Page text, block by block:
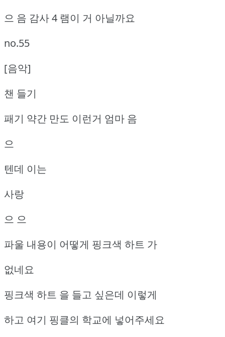
으 음 감사 4 램이 거 아닐까요
no.55
[음악]
챈 들기
패기 약간 만도 이런거 엄마 음
으
텐데 이는
사랑
으 으
파울 내용이 어떻게 핑크색 하트 가
없네요
핑크색 하트 을 들고 싶은데 이렇게
하고 여기 핑클의 학교에 넣어주세요